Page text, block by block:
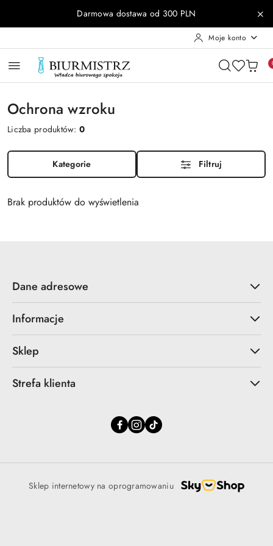
Przejdź do treści głównej
Przejdź do wyszukiwarki
Przejdź do moje konto
Przejdź do menu głównego
Przejdź do stopkiDarmowa dostawa od 300 PLN
Moje konto
Ochrona wzroku
Liczba produktów:0
Kategorie Filtruj
Brak produktów do wyświetlenia
Dane adresowe
Informacje
Sklep
Strefa klienta
Sklep internetowy na oprogramowaniu